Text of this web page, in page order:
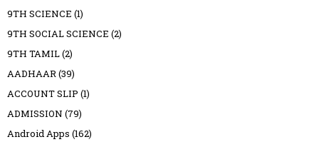
9TH SCIENCE (1)
9TH SOCIAL SCIENCE (2)
9TH TAMIL(2)
AADHAAR(39)
ACCOUNT SLIP (1)
ADMISSION (79)
Android Apps (162)